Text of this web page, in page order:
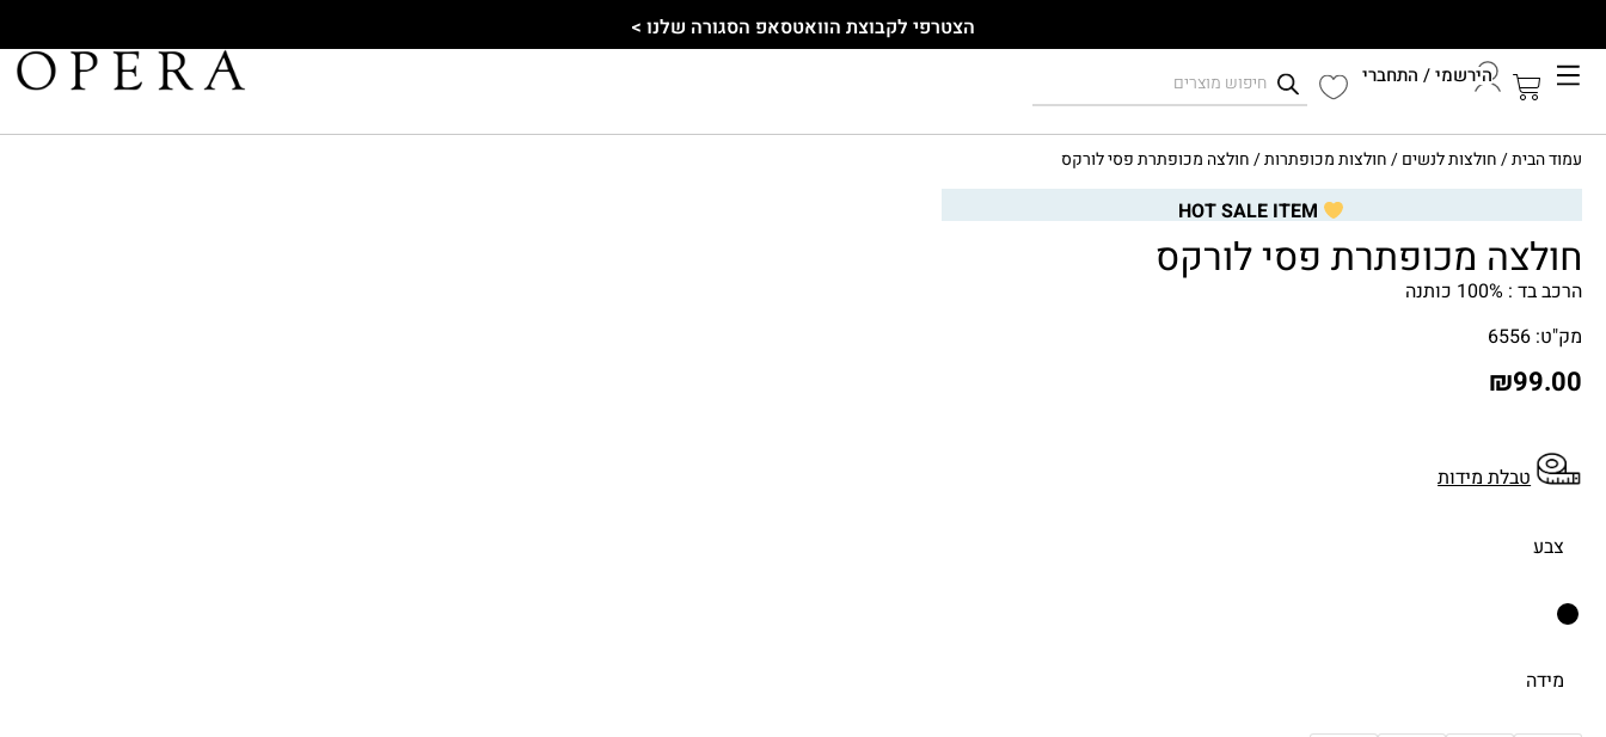
הצטרפי לקבוצת הוואטסאפ הסגורה שלנו >
הירשמי / התחברי
עמוד הבית/חולצות לנשים/חולצות מכופתרות/ חולצה מכופתרת פסי לורקס
חולצה מכופתרת פסי לורקס
הרכב בד : 100% כותנה
מק"ט: 6556
₪99.00
טבלת מידות
צבע
מידה